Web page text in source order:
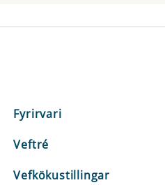
Fyrirvari
Veftré
Vefkökustillingar